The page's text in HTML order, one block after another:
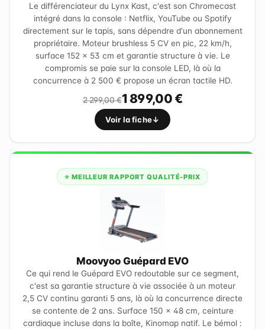
Le différenciateur du Lynx Kast, c'est son Chromecast
intégré dans la console : Netflix, YouTube ou Spotify
directement sur le tapis, sans dépendre d'un abonnement
propriétaire. Moteur brushless 5 CV en pic, 22 km/h,
surface 152 × 53 cm et garantie structure à vie. Le
compromis se paie sur la console LED, là où la
concurrence à 2 500 € propose un écran tactile HD.
2 299,00 €1 899,00 €
Voir la fiche
⭐ MEILLEUR RAPPORT QUALITÉ-PRIX
Moovyoo Guépard EVO
Ce qui rend le Guépard EVO redoutable sur ce segment,
c'est sa garantie structure à vie associée à un moteur
2,5 CV continu garanti 5 ans, là où la concurrence directe
se contente de 2 ans. Surface 150 × 48 cm, ceinture
cardiaque incluse dans la boîte, Kinomap natif. Le bémol :